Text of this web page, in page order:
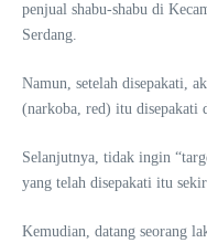
penjual shabu-shabu di
Serdang.
Namun, setelah disepakati,
(narkoba, red) itu disepakati
Selanjutnya, tidak ingin
yang telah disepakati itu
Kemudian, datang seorang